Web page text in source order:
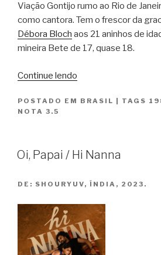
Viação Gontijo rumo ao Rio de
como cantora. Tem o frescor da
Débora Bloch aos 21 aninhos de
mineira Bete de 17, quase 18.
Continue lendo
POSTADO EM BRASIL TAGS
NOTA 3.5
Oi, Papai / Hi Nanna
DE: SHOURYUV, ÍNDIA, 2023.